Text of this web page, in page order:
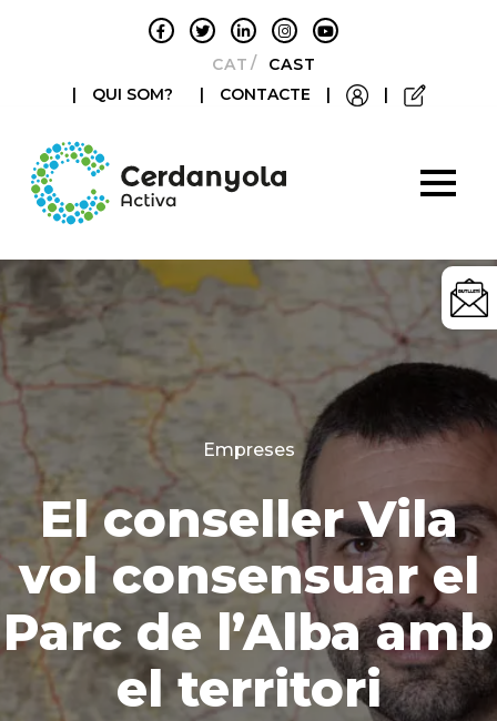
CATALÀCASTELLANO
|
QUI SOM? | CONTACTE | |
Categories
Empreses
El conseller Vila
vol consensuar el
Parc de l’Alba amb
el territori